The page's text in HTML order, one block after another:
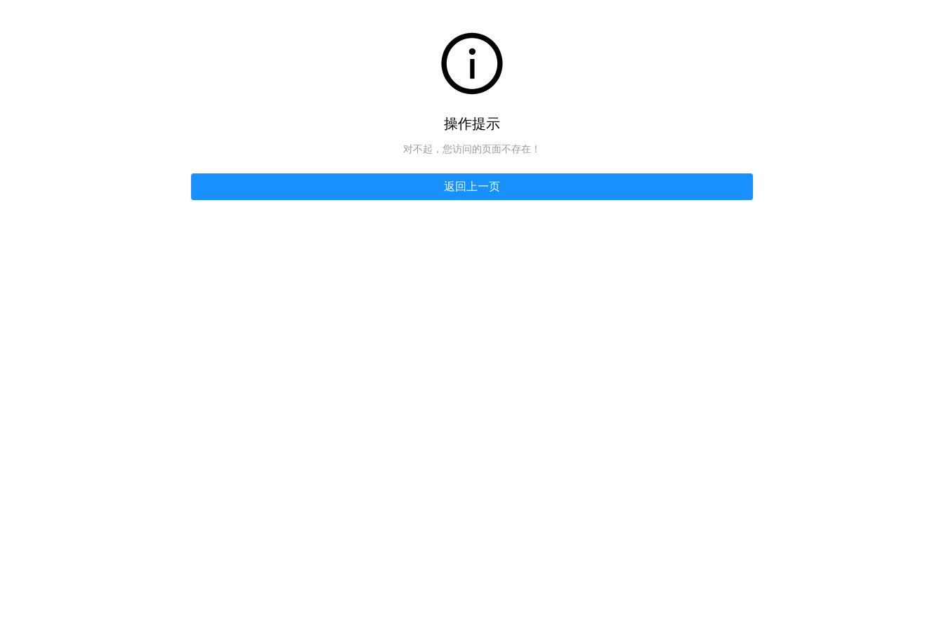
操作提示
对不起，您访问的页面不存在！
返回上一页